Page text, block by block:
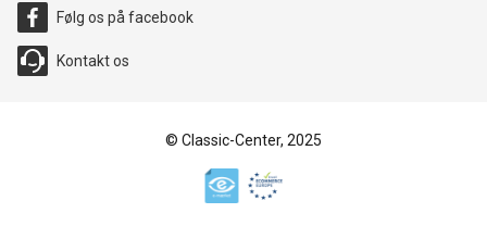
Følg os på facebook
Kontakt os
© Classic-Center, 2025